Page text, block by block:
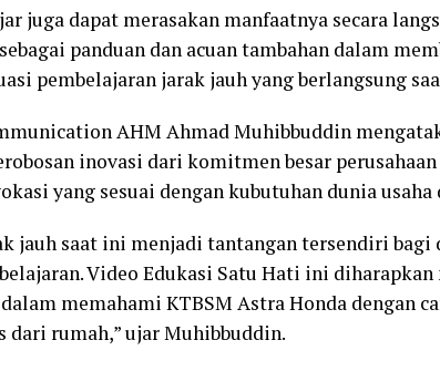
juga dapat merasakan manfaatnya secara
panduan dan acuan tambahan dalam
pembelajaran jarak jauh yang berlangsung
AHM Ahmad Muhibbuddin
inovasi dari komitmen besar
yang sesuai dengan kubutuhan dunia
jauh saat ini menjadi tantangan tersendiri
Video Edukasi Satu Hati ini
memahami KTBSM Astra Honda dengan
dari rumah,” ujar Muhibbuddin.